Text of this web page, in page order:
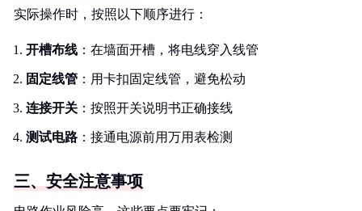
实际操作时，按照以下顺序进行：
开槽布线 ：在墙面开槽，将电线穿入线管
固定线管 ：用卡扣固定线管，避免松动
连接开关 ：按照开关说明书正确接线
测试电路 ：接通电源前用万用表检测
三、安全注意事项